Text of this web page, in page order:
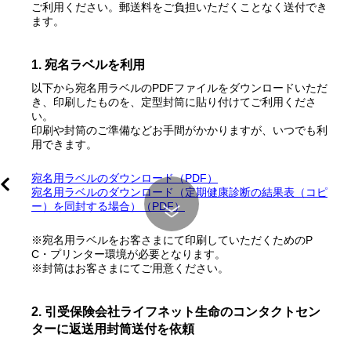
ご利用ください。郵送料をご負担いただくことなく送付でき
ます。
1. 宛名ラベルを利用
以下から宛名用ラベルのPDFファイルをダウンロードいただ
き、印刷したものを、定型封筒に貼り付けてご利用くださ
い。
印刷や封筒のご準備などお手間がかかりますが、いつでも利
用できます。
宛名用ラベルのダウンロード（PDF）
宛名用ラベルのダウンロード（定期健康診断の結果表（コピ
ー）を同封する場合）（PDF）
※宛名用ラベルをお客さまにて印刷していただくためのP
C・プリンター環境が必要となります。
※封筒はお客さまにてご用意ください。
2. 引受保険会社ライフネット生命のコンタクトセン
ターに返送用封筒送付を依頼